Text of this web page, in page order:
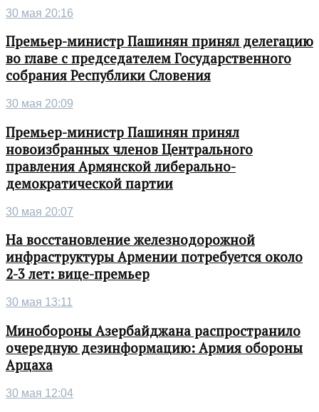
30 мая 20:16
Премьер-министр Пашинян принял делегацию
во главе с председателем Государственного
собрания Республики Словения
30 мая 20:09
Премьер-министр Пашинян принял
новоизбранных членов Центрального
правления Армянской либерально-
демократической партии
30 мая 20:07
На восстановление железнодорожной
инфраструктуры Армении потребуется около
2-3 лет: вице-премьер
30 мая 13:11
Минобороны Азербайджана распространило
очередную дезинформацию: Армия обороны
Арцаха
30 мая 12:04